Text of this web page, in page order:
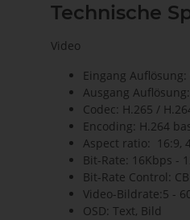
Technische
Video
Eingang Auflösung:
Ausgang
Codec: H.265 /
Encoding: H.264
Aspect ratio: 16:9,
Bit-Rate: 16Kbps -
Bit-Rate Control:
Video-Bildrate:5 -
OSD: Text, Bild